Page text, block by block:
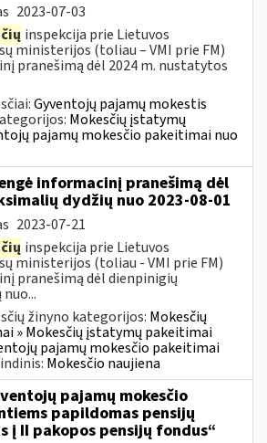
2023-07-03
inspekcija prie Lietuvos
ministerijos (toliau – VMI prie FM)
pranešimą dėl 2024 m. nustatytos
Gyventojų pajamų mokestis
Mokesčių įstatymų
pajamų mokesčio pakeitimai nuo
informacinį pranešimą dėl
dydžių nuo 2023-08-01
2023-07-21
inspekcija prie Lietuvos
ministerijos (toliau - VMI prie FM)
pranešimą dėl dienpinigių
žinyno kategorijos: Mokesčių
» Mokesčių įstatymų pakeitimai
pajamų mokesčio pakeitimai
Mokesčio naujiena
pajamų mokesčio
papildomas pensijų
į II pakopos pensijų fondus“